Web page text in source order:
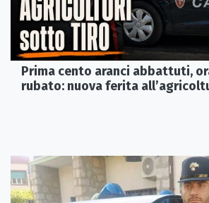
Prima cento aranci abbattuti,
rubato: nuova ferita